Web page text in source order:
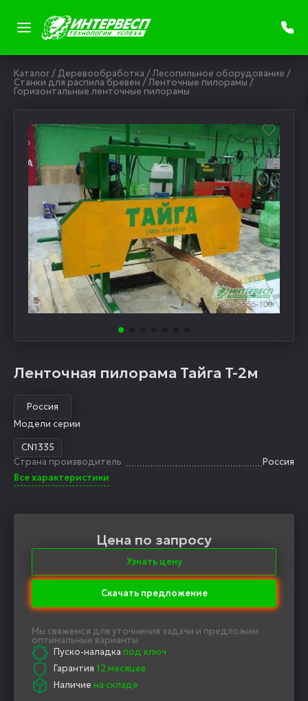
Каталог/ Деревообработка /Лесопильное оборудование /
Станки для распила бревен /Ленточные пилорамы /
Горизонтальные ленточные пилорамы
Ленточная пилорама Тайга T-2м
Россия
Модели серии
CN1335
Страна производитель
Россия
Все характеристики
Цена по запросу
Узнать цену
Скачать предложение
Мы свяжемся для уточнения задачи и предложим
оптимальные варианты
Пуско-наладка под ключ
Гарантия 12 месяцев
Наличие на складе